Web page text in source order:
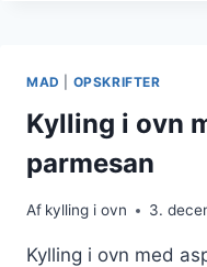
MIDDAG
MAD OPSKRIFTER
Kylling i ovn
parmesan
Af kylling i ovn 3.
Kylling i ovn med